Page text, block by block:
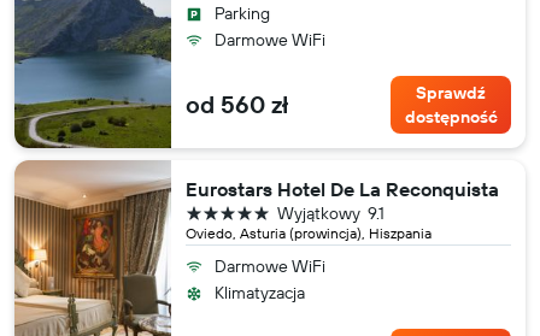
Parking
Darmowe WiFi
od 560 zł
Sprawdź
dostępność
Eurostars Hotel De La Reconquista
Oviedo, Asturia (prowincja), Hiszpania
9.1
Wyjątkowy
5 gwiazdek
Darmowe WiFi
Klimatyzacja